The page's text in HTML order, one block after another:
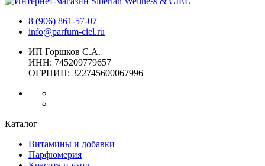
8 (906) 861-57-07
info@parfum-ciel.ru
ИП Горшков С.А.
ИНН: 745209779657
ОГРНИП: 322745600067996
Каталог
Витамины и добавки
Парфюмерия